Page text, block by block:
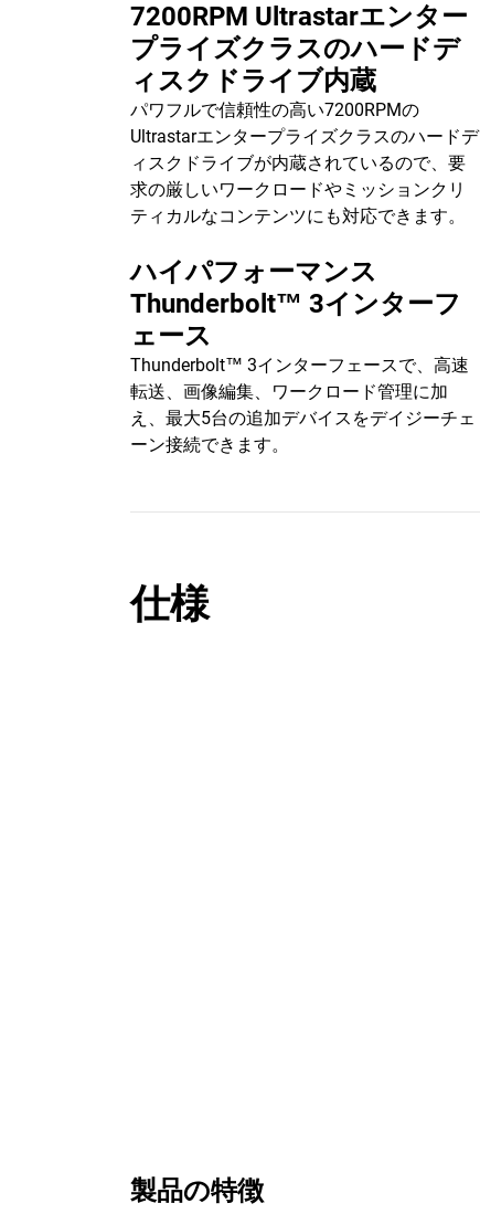
7200RPM Ultrastarエンター
プライズクラスのハードデ
ィスクドライブ内蔵
パワフルで信頼性の高い7200RPMの
Ultrastarエンタープライズクラスのハードデ
ィスクドライブが内蔵されているので、要
求の厳しいワークロードやミッションクリ
ティカルなコンテンツにも対応できます。
ハイパフォーマンス
Thunderbolt™ 3インターフ
ェース
Thunderbolt™ 3インターフェースで、高速
転送、画像編集、ワークロード管理に加
え、最大5台の追加デバイスをデイジーチェ
ーン接続できます。
仕様
製品の特徴